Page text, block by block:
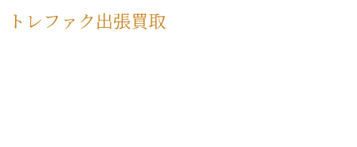
トレファク出張買取